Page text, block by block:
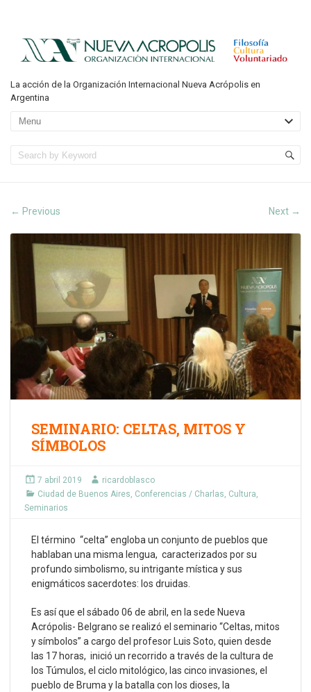
La acción de la Organización Internacional Nueva Acrópolis en
Argentina
← Previous Next →
SEMINARIO: CELTAS, MITOS Y
SÍMBOLOS
7 abril 2019
ricardoblasco
Ciudad de Buenos Aires, Conferencias / Charlas, Cultura,
Seminarios
El término “celta” engloba un conjunto de pueblos que
hablaban una misma lengua, caracterizados por su
profundo simbolismo, su intrigante mística y sus
enigmáticos sacerdotes: los druidas.
Es así que el sábado 06 de abril, en la sede Nueva
Acrópolis- Belgrano se realizó el seminario “Celtas, mitos
y símbolos” a cargo del profesor Luis Soto, quien desde
las 17 horas, inició un recorrido a través de la cultura de
los Túmulos, el ciclo mitológico, las cinco invasiones, el
pueblo de Bruma y la batalla con los dioses, la